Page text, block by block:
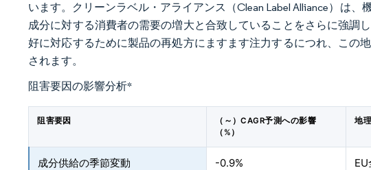
います。クリーンラベル・アライアンス（Clean Label Alliance）は
成分に対する消費者の需要の増大と合致していることをさらに強調
好に対応するために製品の再処方にますます注力するにつれ、この
されます。
阻害要因の影響分析*
阻害要因
（～）CAGR予測への影響
（%）
地
成分供給の季節変動 -0.9%